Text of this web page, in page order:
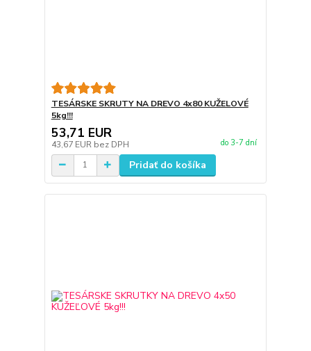
TESÁRSKE SKRUTY NA DREVO 4x80 KUŽELOVÉ
5kg!!!
53,71 EUR
43,67 EUR bez DPH do 3-7 dní
Pridať do košíka